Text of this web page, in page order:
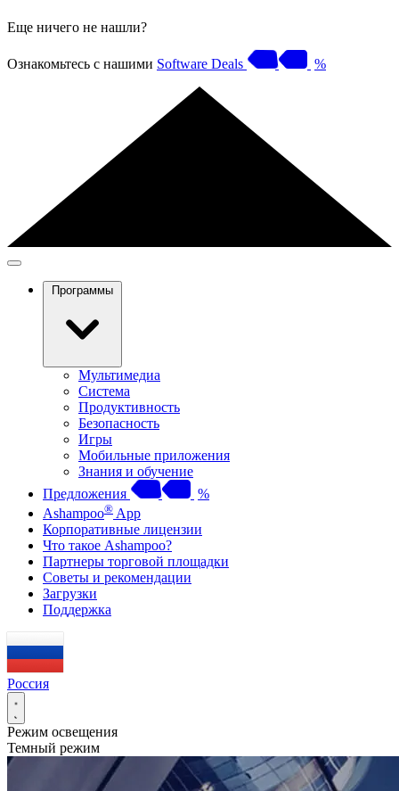
Еще ничего не нашли?
Ознакомьтесь с нашими Software Deals %
Программы
Мультимедиа
Система
Продуктивность
Безопасность
Игры
Мобильные приложения
Знания и обучение
Предложения
%
Ashampoo® App
Корпоративные лицензии
Что такое Ashampoo?
Партнеры торговой площадки
Советы и рекомендации
Загрузки
Поддержка
Россия
Режим освещения
Темный режим